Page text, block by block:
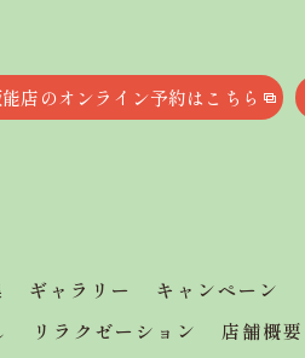
店のオンライン予約はこちら
ギャラリー キャンペーン
リラクゼーション 店舗概要